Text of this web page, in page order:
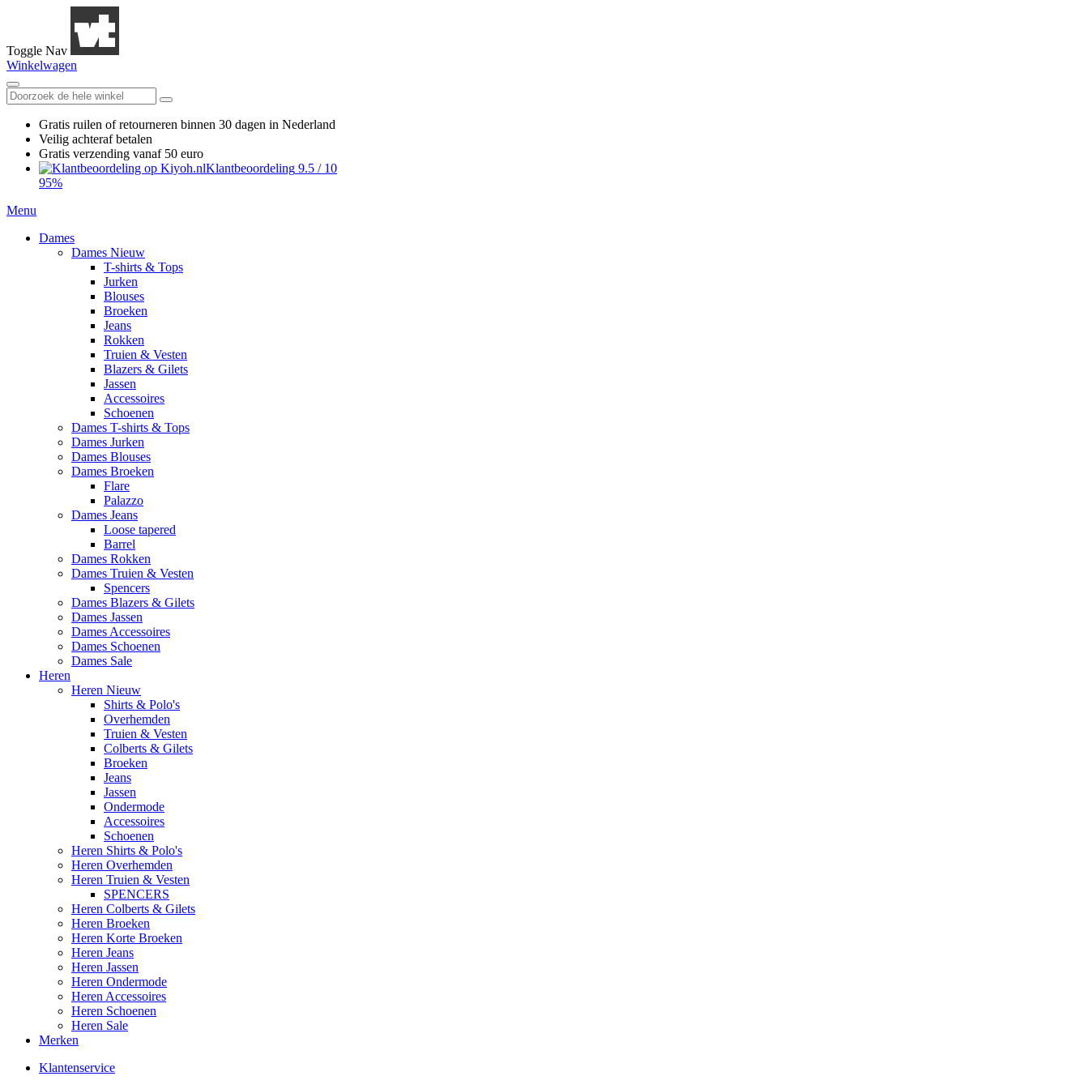
Toggle Nav
Winkelwagen
Gratis ruilen of retourneren binnen 30 dagen in Nederland
Veilig achteraf betalen
Gratis verzending vanaf 50 euro
Klantbeoordeling 9.5 / 10
95%
Menu
Dames
Dames Nieuw
T-shirts & Tops
Jurken
Blouses
Broeken
Jeans
Rokken
Truien & Vesten
Blazers & Gilets
Jassen
Accessoires
Schoenen
Dames T-shirts & Tops
Dames Jurken
Dames Blouses
Dames Broeken
Flare
Palazzo
Dames Jeans
Loose tapered
Barrel
Dames Rokken
Dames Truien & Vesten
Spencers
Dames Blazers & Gilets
Dames Jassen
Dames Accessoires
Dames Schoenen
Dames Sale
Heren
Heren Nieuw
Shirts & Polo's
Overhemden
Truien & Vesten
Colberts & Gilets
Broeken
Jeans
Jassen
Ondermode
Accessoires
Schoenen
Heren Shirts & Polo's
Heren Overhemden
Heren Truien & Vesten
SPENCERS
Heren Colberts & Gilets
Heren Broeken
Heren Korte Broeken
Heren Jeans
Heren Jassen
Heren Ondermode
Heren Accessoires
Heren Schoenen
Heren Sale
Merken
Klantenservice